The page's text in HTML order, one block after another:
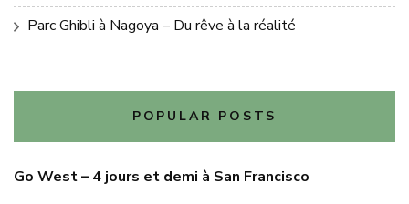
Parc Ghibli à Nagoya – Du rêve à la réalité
POPULAR POSTS
Go West – 4 jours et demi à San Francisco